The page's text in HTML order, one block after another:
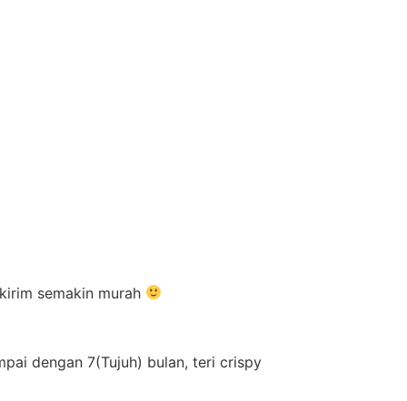
semakin murah
dengan 7(Tujuh) bulan, teri crispy